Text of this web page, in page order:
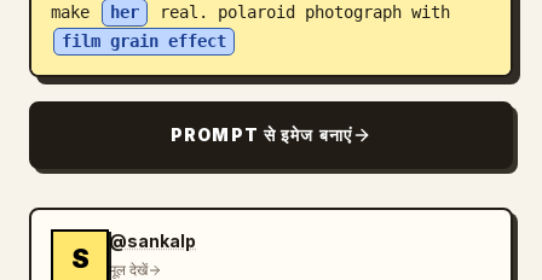
ब्लॉग
make her
real. polaroid photograph with
film grain effect
PROMPT से इमेज बनाएं
S
@sankalp
मूल देखें